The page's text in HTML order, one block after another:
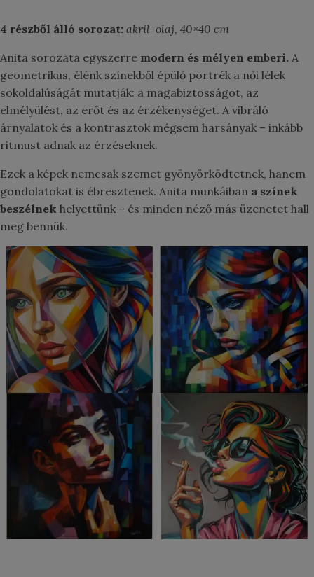
4 részből álló sorozat: akril-olaj, 40×40 cm
Anita sorozata egyszerre modern és mélyen emberi. A
geometrikus, élénk színekből épülő portrék a női lélek
sokoldalúságát mutatják: a magabiztosságot, az
elmélyülést, az erőt és az érzékenységet. A vibráló
árnyalatok és a kontrasztok mégsem harsányak – inkább
ritmust adnak az érzéseknek.
Ezek a képek nemcsak szemet gyönyörködtetnek, hanem
gondolatokat is ébresztenek. Anita munkáiban a színek
beszélnek helyettünk – és minden néző más üzenetet hall
meg bennük.